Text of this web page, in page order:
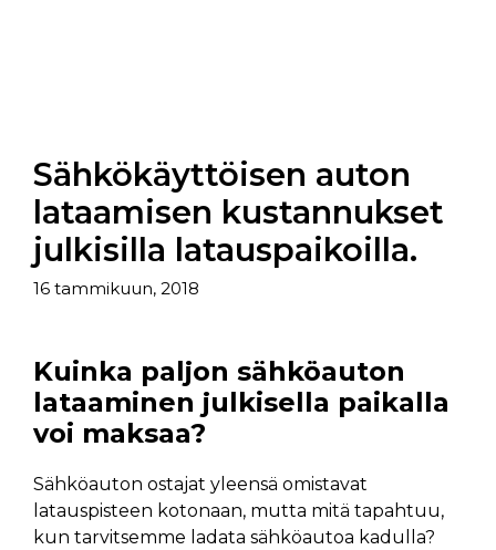
Sähkökäyttöisen auton
lataamisen kustannukset
julkisilla latauspaikoilla.
16 tammikuun, 2018
Kuinka paljon sähköauton
lataaminen julkisella paikalla
voi maksaa?
Sähköauton ostajat yleensä omistavat
latauspisteen kotonaan, mutta mitä tapahtuu,
kun tarvitsemme ladata sähköautoa kadulla?